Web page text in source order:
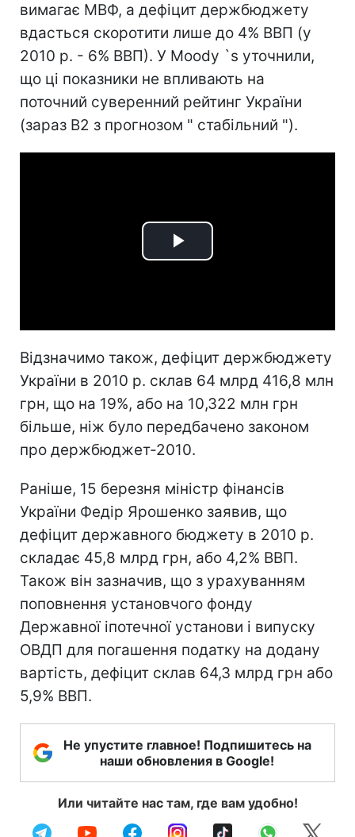
вимагає МВФ, а дефіцит держбюджету
вдасться скоротити лише до 4% ВВП (у
2010 р. - 6% ВВП). У Moody `s уточнили,
що ці показники не впливають на
поточний суверенний рейтинг України
(зараз B2 з прогнозом " стабільний ").
Play
Відзначимо також, дефіцит держбюджету
України в 2010 р. склав 64 млрд 416,8 млн
грн, що на 19%, або на 10,322 млн грн
більше, ніж було передбачено законом
про держбюджет-2010.
Раніше, 15 березня міністр фінансів
України Федір Ярошенко заявив, що
дефіцит державного бюджету в 2010 р.
складає 45,8 млрд грн, або 4,2% ВВП.
Також він зазначив, що з урахуванням
поповнення установчого фонду
Державної іпотечної установи і випуску
ОВДП для погашення податку на додану
вартість, дефіцит склав 64,3 млрд грн або
5,9% ВВП.
Не упустите главное! Подпишитесь на
наши обновления в Google!
Или читайте нас там, где вам удобно!